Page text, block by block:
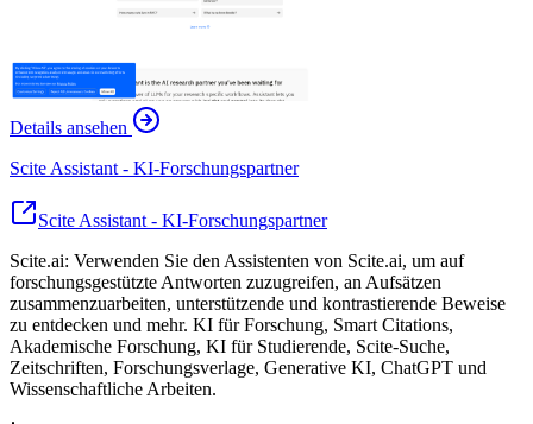
Details ansehen
Scite Assistant - KI-Forschungspartner
Scite Assistant - KI-Forschungspartner
Scite.ai: Verwenden Sie den Assistenten von Scite.ai, um auf
forschungsgestützte Antworten zuzugreifen, an Aufsätzen
zusammenzuarbeiten, unterstützende und kontrastierende Beweise
zu entdecken und mehr. KI für Forschung, Smart Citations,
Akademische Forschung, KI für Studierende, Scite-Suche,
Zeitschriften, Forschungsverlage, Generative KI, ChatGPT und
Wissenschaftliche Arbeiten.